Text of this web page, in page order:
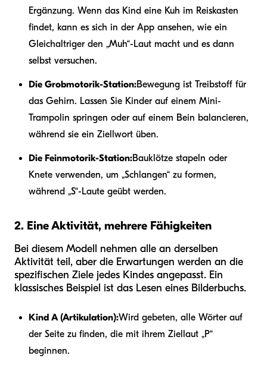
Ergänzung. Wenn das Kind eine Kuh im Reiskasten
findet, kann es sich in der App ansehen, wie ein
Gleichaltriger den „Muh“-Laut macht und es dann
selbst versuchen.
Die Grobmotorik-Station:Bewegung ist Treibstoff für
das Gehirn. Lassen Sie Kinder auf einem Mini-
Trampolin springen oder auf einem Bein balancieren,
während sie ein Ziellwort üben.
Die Feinmotorik-Station:Bauklötze stapeln oder
Knete verwenden, um „Schlangen“ zu formen,
während „S“-Laute geübt werden.
2. Eine Aktivität, mehrere Fähigkeiten
Bei diesem Modell nehmen alle an derselben
Aktivität teil, aber die Erwartungen werden an die
spezifischen Ziele jedes Kindes angepasst. Ein
klassisches Beispiel ist das Lesen eines Bilderbuchs.
Kind A (Artikulation):Wird gebeten, alle Wörter auf
der Seite zu finden, die mit ihrem Ziellaut „P“
beginnen.